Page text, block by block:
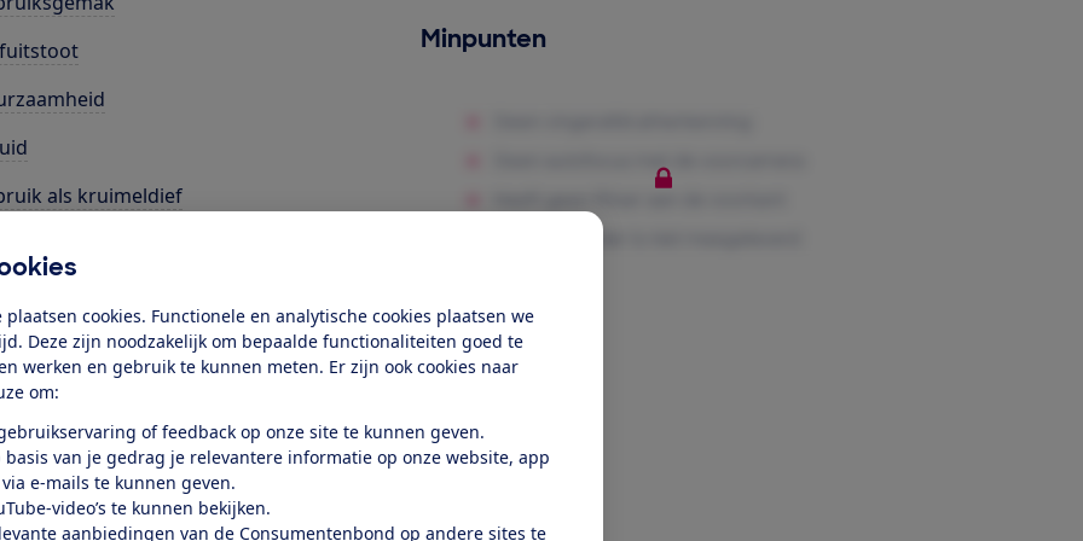
plaatsen cookies. Functionele en analytische cookies plaatsen we
Deze zijn noodzakelijk om bepaalde functionaliteiten goed te
werken en gebruik te kunnen meten. Er zijn ook cookies naar
om:
of feedback op onze site te kunnen geven.
basis van je gedrag je relevantere informatie op onze website, app
e-mails te kunnen geven.
video’s te kunnen bekijken.
aanbiedingen van de Consumentenbond op andere sites te
als kruimeldief
toegang tot deze test?
Al lid? Log in
Minpunten